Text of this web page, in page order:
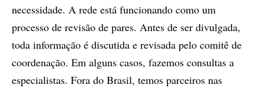
necessidade. A rede está funcionando como um
processo de revisão de pares. Antes de ser divulgada,
toda informação é discutida e revisada pelo comitê de
coordenação. Em alguns casos, fazemos consultas a
especialistas. Fora do Brasil, temos parceiros nas